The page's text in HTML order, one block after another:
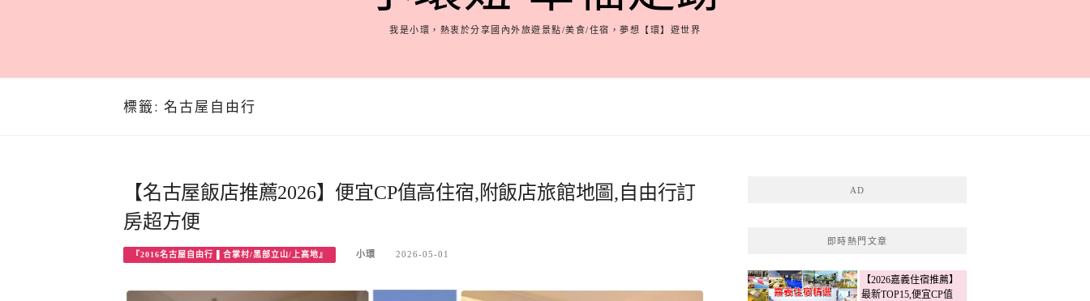
我是小環，熱衷於分享國內外旅遊景點/美食/住宿，夢想【環】遊世界
標籤: 名古屋自由行
【名古屋飯店推薦2026】便宜CP值高住宿,附飯店旅館地圖,自由行訂
房超方便
『2016名古屋自由行 ▌合掌村/黑部立山/上高地』 小環 2026-05-01
AD
即時熱門文章
【2026嘉義住宿推薦】
最新TOP15,便宜CP值